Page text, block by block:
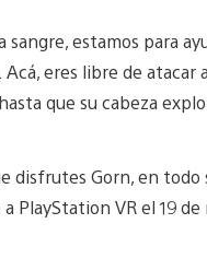
sangre, estamos para
. Acá, eres libre de atacar
que su cabeza
disfrutes Gorn, en todo
PlayStation VR el 19 de